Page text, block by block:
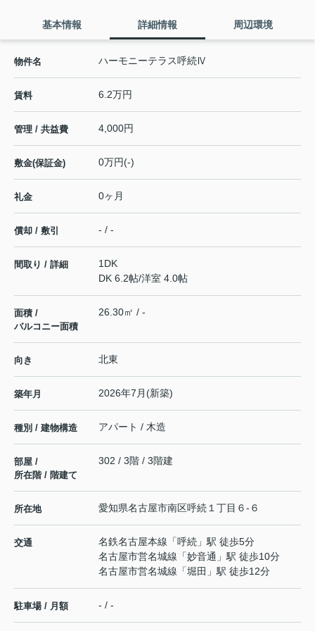
基本情報 詳細情報 周辺環境
物件名 ハーモニーテラス呼続Ⅳ
賃料 6.2万円
管理 / 共益費 4,000円
敷金(保証金) 0万円(-)
礼金 0ヶ月
償却 / 敷引 - / -
間取り / 詳細
1DK
DK 6.2帖/洋室 4.0帖
面積 /
バルコニー面積
26.30㎡ / -
向き 北東
築年月 2026年7月(新築)
種別 / 建物構造 アパート / 木造
部屋 /
所在階 / 階建て
302 / 3階 / 3階建
所在地 愛知県名古屋市南区呼続 １丁目６-６
交通 名鉄名古屋本線 「呼続 」駅 徒歩5分
名古屋市営名城線 「妙音通 」駅 徒歩10分
名古屋市営名城線 「堀田 」駅 徒歩12分
駐車場 / 月額 - / -